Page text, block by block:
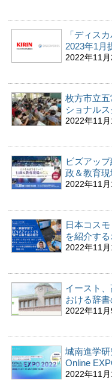
「ディス
2023年1月
2022年11月
枚方市立
ショナル
2022年11月
ビズアッ
政＆教育
2022年11月
日本コス
を紹介す
2022年11月
イースト
おける辞
2022年11月
城南進学
Online
2022年11月